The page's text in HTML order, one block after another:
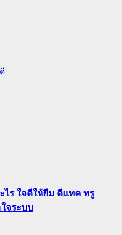
ไร ใจดีให้ยืม ดีแทค ทรู
จระบบ